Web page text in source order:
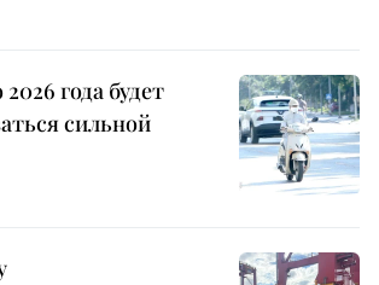
года будет
сильной